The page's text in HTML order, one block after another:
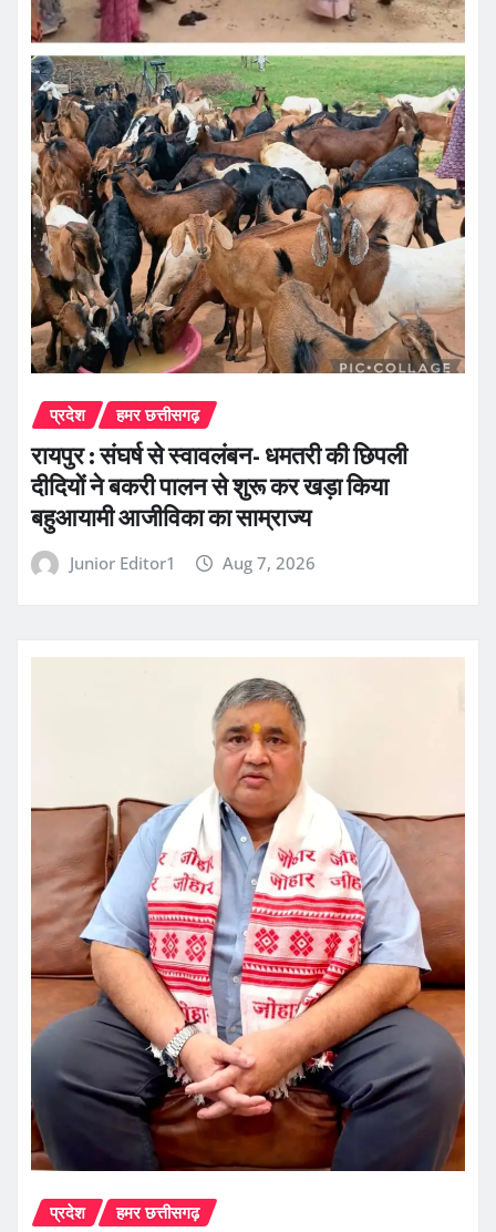
प्रदेश हमर छत्तीसगढ़
रायपुर : संघर्ष से स्वावलंबन- धमतरी की छिपली
दीदियों ने बकरी पालन से शुरू कर खड़ा किया
बहुआयामी आजीविका का साम्राज्य
Junior Editor1 Aug 7, 2026
प्रदेश हमर छत्तीसगढ़